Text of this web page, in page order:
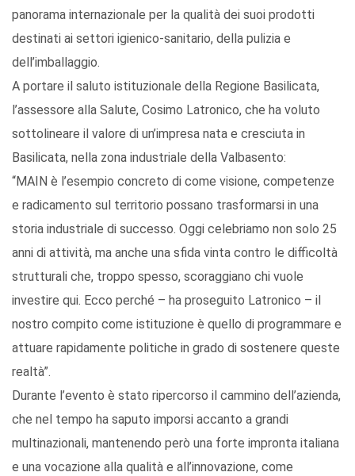
panorama internazionale per la qualità dei suoi prodotti
destinati ai settori igienico-sanitario, della pulizia e
dell’imballaggio.
A portare il saluto istituzionale della Regione Basilicata,
l’assessore alla Salute, Cosimo Latronico, che ha voluto
sottolineare il valore di un’impresa nata e cresciuta in
Basilicata, nella zona industriale della Valbasento:
“MAIN è l’esempio concreto di come visione, competenze
e radicamento sul territorio possano trasformarsi in una
storia industriale di successo. Oggi celebriamo non solo 25
anni di attività, ma anche una sfida vinta contro le difficoltà
strutturali che, troppo spesso, scoraggiano chi vuole
investire qui. Ecco perché – ha proseguito Latronico – il
nostro compito come istituzione è quello di programmare e
attuare rapidamente politiche in grado di sostenere queste
realtà”.
Durante l’evento è stato ripercorso il cammino dell’azienda,
che nel tempo ha saputo imporsi accanto a grandi
multinazionali, mantenendo però una forte impronta italiana
e una vocazione alla qualità e all’innovazione, come